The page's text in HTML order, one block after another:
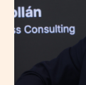
la
integración
de
para